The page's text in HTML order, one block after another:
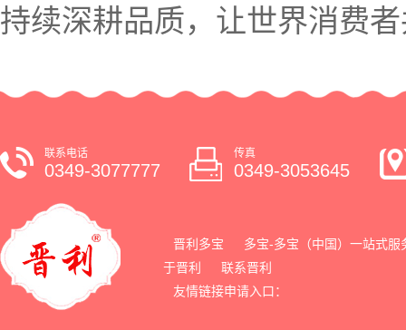
持续深耕品质，让世界消费
联系电话
0349-3077777
传真
0349-3053645
晋利多宝
多宝-多宝（中国）一站式服
于晋利
联系晋利
友情链接申请入口：